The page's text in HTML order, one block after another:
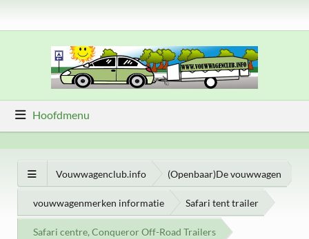
Hoofdmenu
Vouwwagenclub.info (Openbaar)De vouwwagen
vouwwagenmerken informatie Safari tent trailer
Safari centre, Conqueror Off-Road Trailers